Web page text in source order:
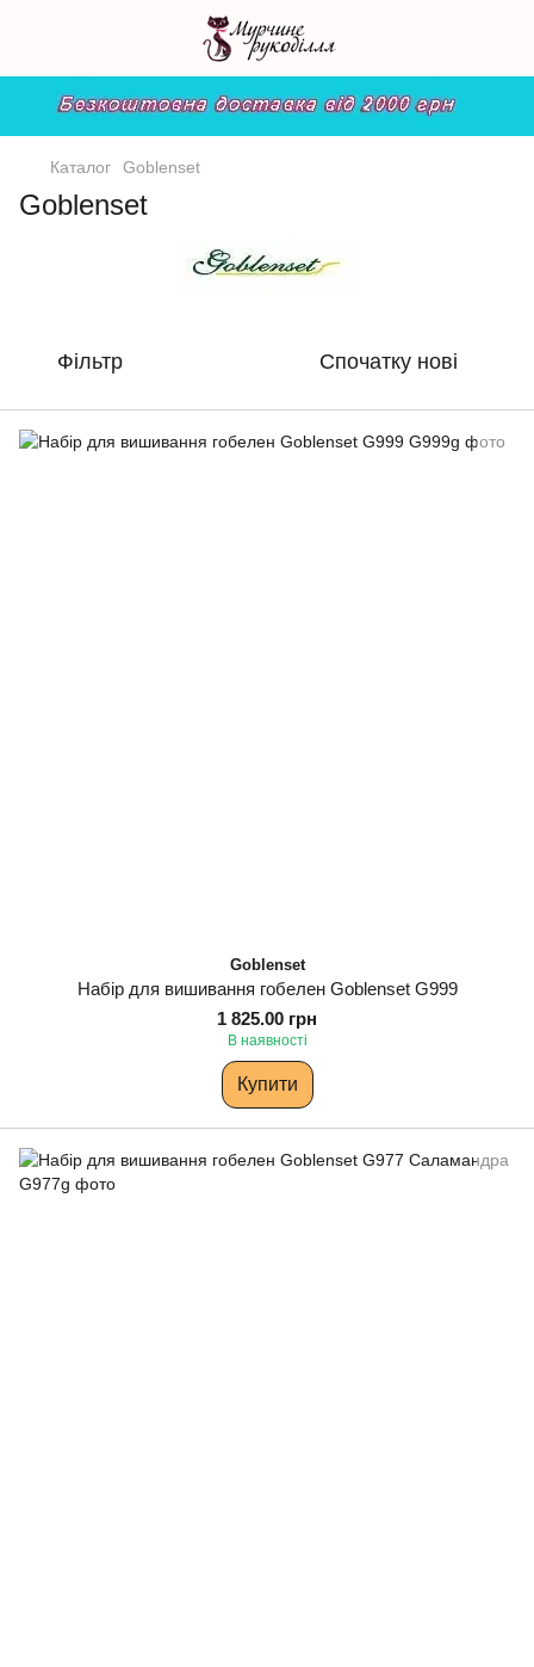
Каталог Goblenset
Goblenset
Фільтр Спочатку нові
Goblenset
Набір для вишивання гобелен Goblenset G999
1 825.00 грн
В наявності
Купити